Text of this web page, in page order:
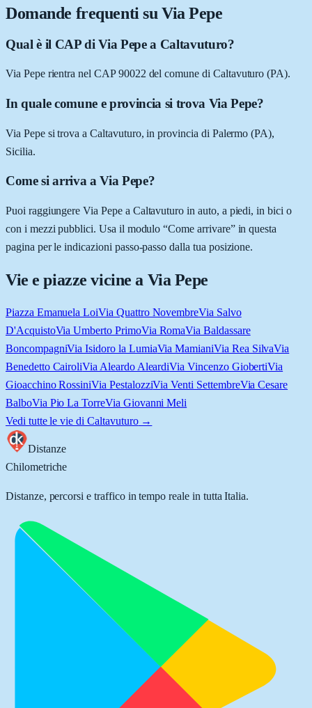
Domande frequenti su Via Pepe
Qual è il CAP di Via Pepe a Caltavuturo?
Via Pepe rientra nel CAP 90022 del comune di Caltavuturo (PA).
In quale comune e provincia si trova Via Pepe?
Via Pepe si trova a Caltavuturo, in provincia di Palermo (PA),
Sicilia.
Come si arriva a Via Pepe?
Puoi raggiungere Via Pepe a Caltavuturo in auto, a piedi, in bici o
con i mezzi pubblici. Usa il modulo “Come arrivare” in questa
pagina per le indicazioni passo-passo dalla tua posizione.
Vie e piazze vicine a Via Pepe
Piazza Emanuela LoiVia Quattro NovembreVia Salvo
D'AcquistoVia Umberto PrimoVia RomaVia Baldassare
BoncompagniVia Isidoro la LumiaVia MamianiVia Rea SilvaVia
Benedetto CairoliVia Aleardo AleardiVia Vincenzo GiobertiVia
Gioacchino RossiniVia PestalozziVia Venti SettembreVia Cesare
BalboVia Pio La TorreVia Giovanni Meli
Vedi tutte le vie di Caltavuturo→
Distanze
Chilometriche
Distanze, percorsi e traffico in tempo reale in tutta Italia.